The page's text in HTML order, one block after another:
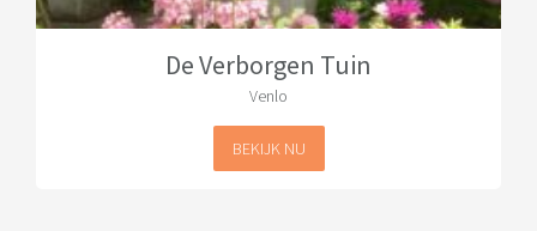
De Verborgen Tuin
Venlo
BEKIJK NU